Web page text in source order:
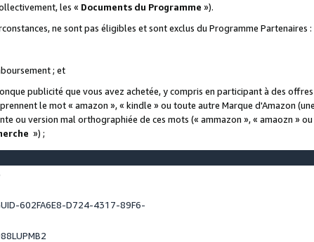
les « Documents du Programme »).
ne sont pas éligibles et sont exclus du Programme Partenaires :
; et
publicité que vous avez achetée, y compris en participant à des
le mot « amazon », « kindle » ou toute autre Marque d'Amazon
ou version mal orthographiée de ces mots (« ammazon », « amaozn »
») ;
602FA6E8-D724-4317-89F6-